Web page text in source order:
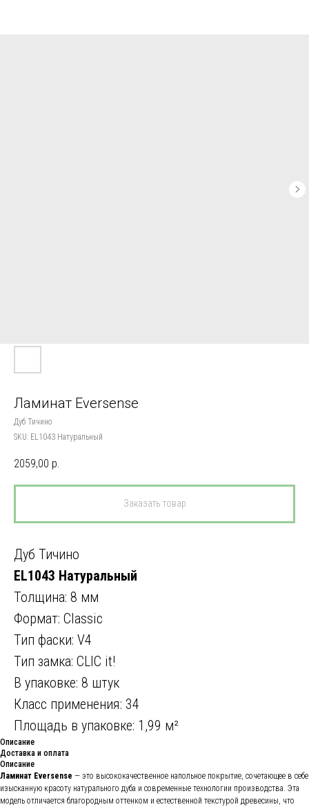
Ламинат Eversense
Дуб Тичино
SKU: EL1043 Натуральный
2059,00 р.
Заказать товар
Дуб Тичино
EL1043 Натуральный
Толщина: 8 мм
Формат: Classic
Тип фаски: V4
Тип замка: CLIC it!
В упаковке: 8 штук
Класс применения: 34
Площадь в упаковке: 1,99 м²
Описание
Доставка и оплата
Описание
Ламинат Eversense — это высококачественное напольное покрытие, сочетающее в себе
изысканную красоту натурального дуба и современные технологии производства. Эта
модель отличается благородным оттенком и естественной текстурой древесины, что